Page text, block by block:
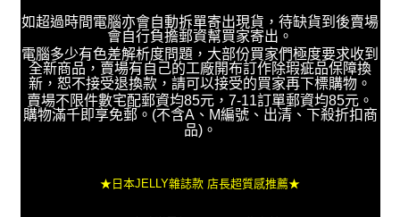
如超過時間電腦亦會自動拆單寄出現貨，待缺貨到後賣場
會自行負擔郵資幫買家寄出。
電腦多少有色差解析度問題，大部份買家們極度要求收到
全新商品，賣場有自己的工廠開布訂作除瑕疵品保障換
新，恕不接受退換款，請可以接受的買家再下標購物。
賣場不限件數宅配郵資均85元，7-11訂單郵資均85元。
購物滿千即享免郵。(不含A、M編號、出清、下殺折扣商
品)。
★日本JELLY雜誌款 店長超質感推薦★